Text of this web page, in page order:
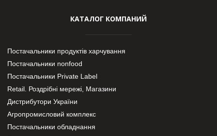
КАТАЛОГ КОМПАНИЙ
Постачальники продуктів харчування
Постачальники nonfood
Постачальники Private Label
Retail. Роздрібні мережі, Магазини
Дистрибутори України
Агропромисловий комплекс
Постачальники обладнання